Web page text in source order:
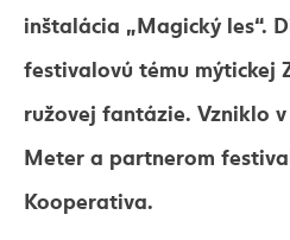
inštalácia „Magický les“.
festivalovú tému mýtickej
ružovej fantázie. Vzniklo
Meter a partnerom
Kooperativa.